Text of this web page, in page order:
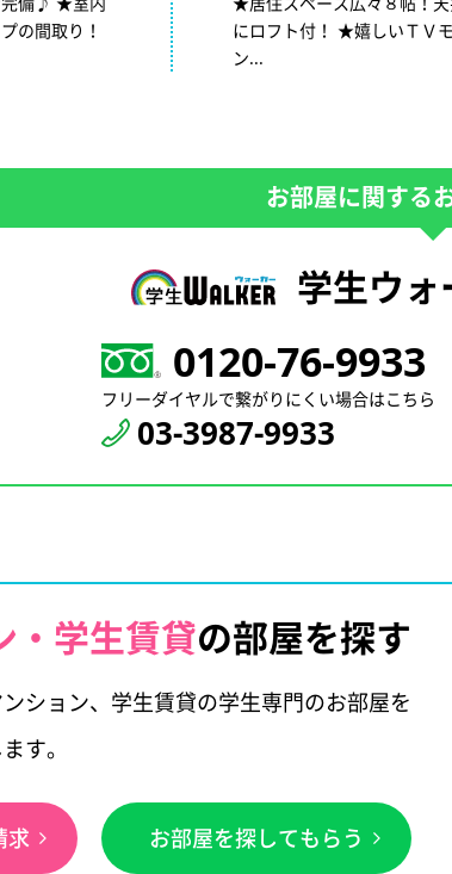
の間取り！
にロフト付！ ★嬉しいＴＶ
ン...
お部屋に関する
学生ウォ
0120-76-9933
フリーダイヤルで繋がりにくい場合はこちら
03-3987-9933
・学生賃貸の部屋を探す
ション、学生賃貸の学生専門のお部屋を
す。
求 お部屋を探してもらう